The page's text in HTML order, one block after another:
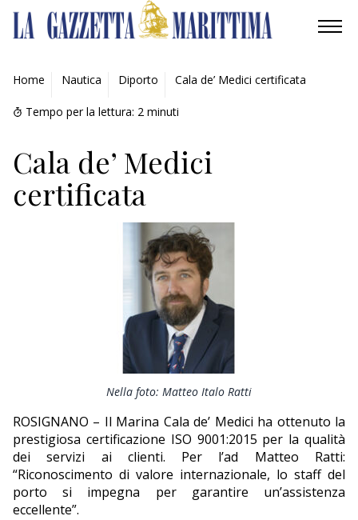
AMBIENTE
MOBILITÀ
INDUSTRIA
RICERCA
Home Nautica Diporto Cala de’ Medici certificata
Tempo per la lettura: 2 minuti
Cala de’ Medici
certificata
Nella foto: Matteo Italo Ratti
ROSIGNANO – Il Marina Cala de’ Medici ha ottenuto la
prestigiosa certificazione ISO 9001:2015 per la qualità
dei servizi ai clienti. Per l’ad Matteo Ratti:
“Riconoscimento di valore internazionale, lo staff del
porto si impegna per garantire un’assistenza
eccellente”.